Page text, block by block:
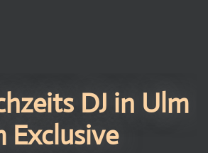
DJ in Ulm
Exclusive